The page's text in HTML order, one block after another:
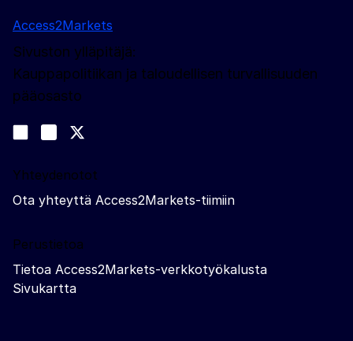
Access2Markets
Sivuston ylläpitäjä:
Kauppapolitiikan ja taloudellisen turvallisuuden
pääosasto
Join us on LinkedIn
Trade-Off podcast
Yhteydenotot
Ota yhteyttä Access2Markets-tiimiin
Perustietoa
Tietoa Access2Markets-verkkotyökalusta
Sivukartta